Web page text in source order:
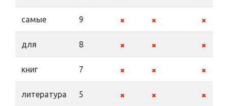
самые 9
для 8
книг 7
литература 5